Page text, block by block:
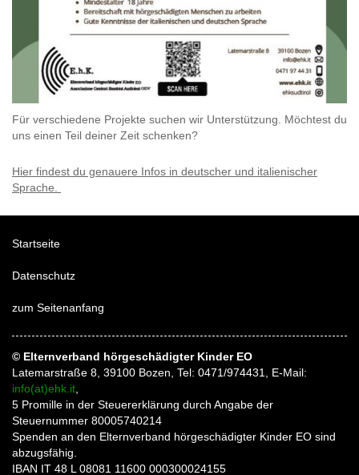
Für verschiedene Projekte suchen wir Unterstützung. Möchtest du
uns einen Teil deiner Zeit schenken?
Hier findest du genauere Infos in deutscher und italienischer
Sprache.
Startseite
Datenschutz
zum Seitenanfang
© Elternverband hörgeschädigter Kinder EO
Latemarstraße 8, 39100 Bozen, Tel: 0471/974431, E-Mail:
info(at)ehk.it
5 Promille in der Steuererklärung durch Angabe der
Steuernummer 80005740214
Spenden an den Elternverband hörgeschädigter Kinder EO sind
abzugsfähig.
IBAN IT 48 L 08081 11600 000300024155